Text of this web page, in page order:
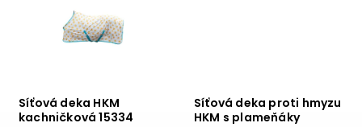
Síťová deka HKM
kachničková 15334
Síťová deka proti hmyzu
HKM s plameňáky